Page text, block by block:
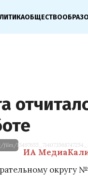
ОБЩЕСТВО
ИА
округу